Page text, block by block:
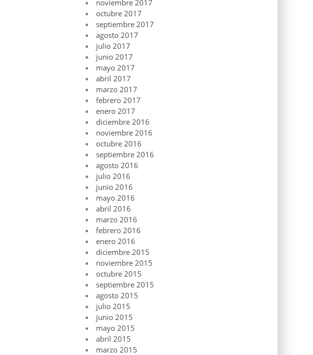
noviembre 2017
octubre 2017
septiembre 2017
agosto 2017
julio 2017
junio 2017
mayo 2017
abril 2017
marzo 2017
febrero 2017
enero 2017
diciembre 2016
noviembre 2016
octubre 2016
septiembre 2016
agosto 2016
julio 2016
junio 2016
mayo 2016
abril 2016
marzo 2016
febrero 2016
enero 2016
diciembre 2015
noviembre 2015
octubre 2015
septiembre 2015
agosto 2015
julio 2015
junio 2015
mayo 2015
abril 2015
marzo 2015